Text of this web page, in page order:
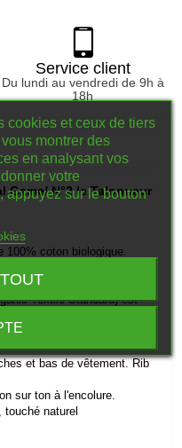
Service client
Du lundi au vendredi de 9h à
18h
N°2 le Talonneur
100% coton biologique.
TextileStandard)est
label
etbasdevêtement.Rib
sur ton à l'encolure.
naturel
cookies et ceux de tiers
montrer des
en analysant vos
votre
appuyez sur le bouton